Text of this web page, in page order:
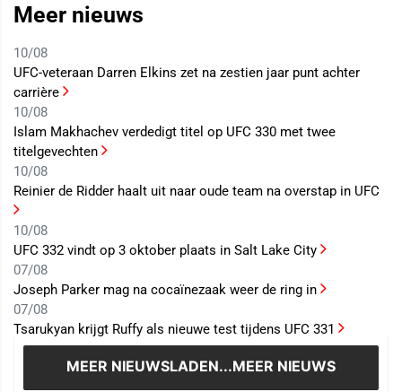
Meer nieuws
10/08
UFC-veteraan Darren Elkins zet na zestien jaar punt achter
carrière
10/08
Islam Makhachev verdedigt titel op UFC 330 met twee
titelgevechten
10/08
Reinier de Ridder haalt uit naar oude team na overstap in UFC
10/08
UFC 332 vindt op 3 oktober plaats in Salt Lake City
07/08
Joseph Parker mag na cocaïnezaak weer de ring in
07/08
Tsarukyan krijgt Ruffy als nieuwe test tijdens UFC 331
MEER NIEUWSLADEN...MEER NIEUWS